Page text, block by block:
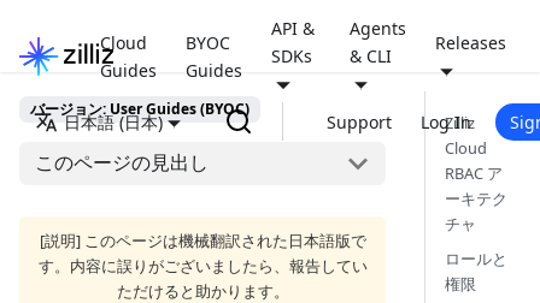
Cloud
Guides
BYOC
Guides
API &
SDKs
Agents
& CLI
Releases
日本語 (日本) Support Log In
バージョン: User Guides (BYOC)
このページの見出し
[説明] このページは機械翻訳された日本語版で
す。内容に誤りがございましたら、報告してい
ただけると助かります。
Zilliz
Cloud
RBAC ア
ーキテク
チャ
ロールと
権限